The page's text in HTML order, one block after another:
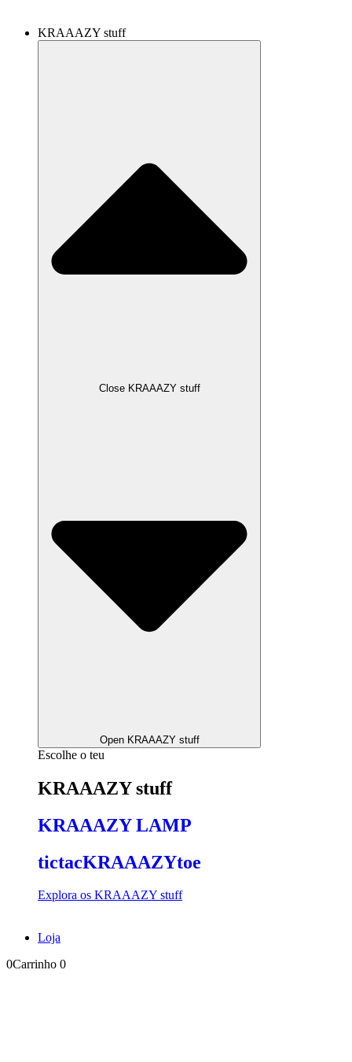
KRAAAZY stuff
Close KRAAAZY stuff
Open KRAAAZY stuff
Escolhe o teu
KRAAAZY stuff
KRAAAZY LAMP
tictacKRAAAZYtoe
Explora os KRAAAZY stuff
Loja
0Carrinho 0